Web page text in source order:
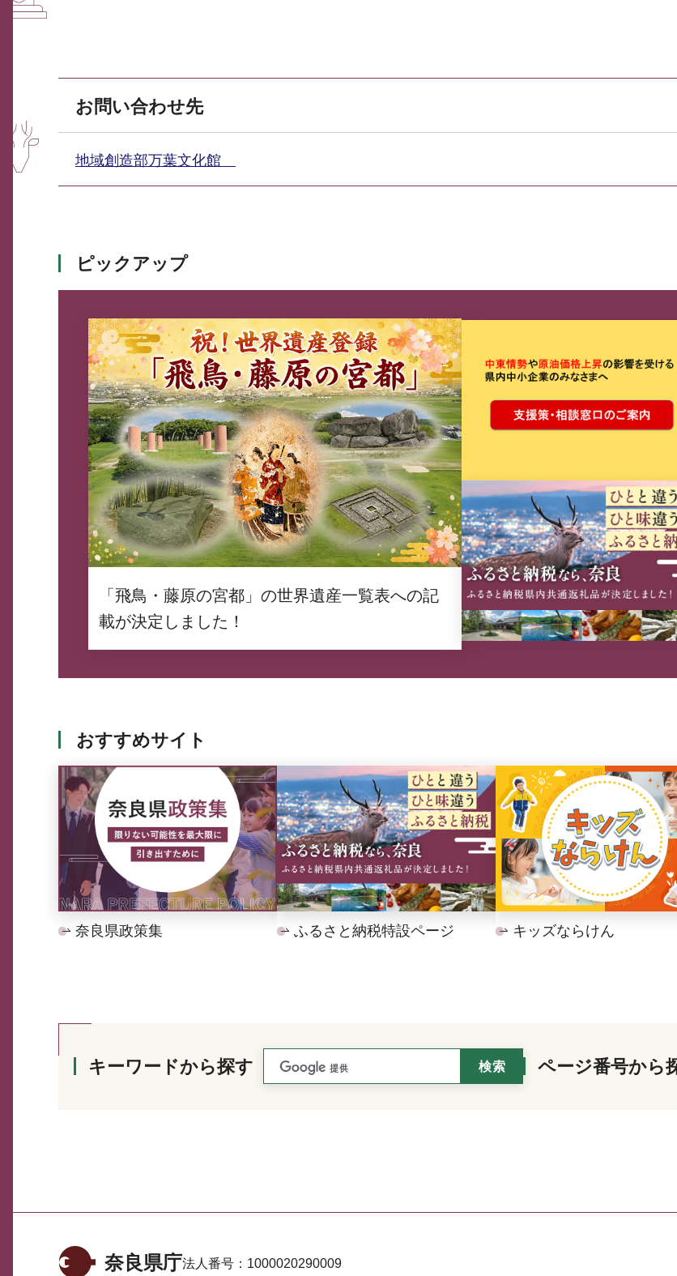
お問い合わせ先
地域創造部万葉文化館
ピックアップ
「飛鳥・藤原の宮都」の世界遺産一覧表への記
載が決定しました！
おすすめサイト
奈良県政策集 ふるさと納税特設ページ キッズならけん
キーワードから探す ページ番号から
奈良県庁法人番号： 1000020290009